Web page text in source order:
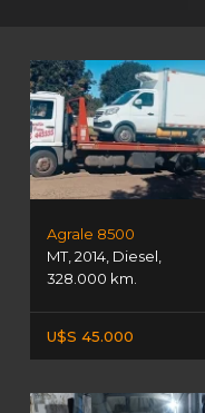
Agrale 8500
MT,2014, Diesel,
328.000 km.
U$S 45.000